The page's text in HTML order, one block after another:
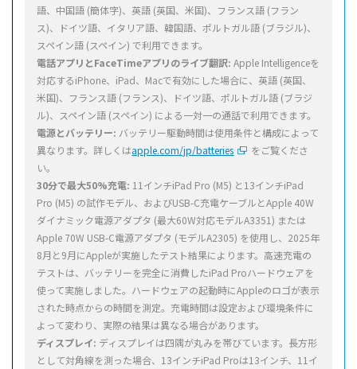
語、中国語 (簡体字)、英語 (英国、米国)、フランス語 (フラン
ス)、ドイツ語、イタリア語、韓国語、ポルトガル語 (ブラジル)、
スペイン語 (スペイン) で利用できます。
電話アプリとFaceTimeアプリのライブ翻訳:Apple Intelligenceを
対応するiPhone、iPad、Macで有効にした場合に、英語 (英国、
米国)、フランス語 (フランス)、ドイツ語、ポルトガル語 (ブラジ
ル)、スペイン語 (スペイン) による一対一の通話で利用できます。
電源とバッテリー: バッテリー駆動時間は使用条件と構成によって
異なります。詳しくはapple.com/jp/batteries
をご覧くださ
い。
30分で最大50%充電: 11インチiPad Pro (M5) と13インチiPad
Pro (M5) の試作モデル、およびUSB-C充電ケーブルとApple 40W
ダイナミック電源アダプタ (最大60W対応モデルA3351) または
Apple 70W USB-C電源アダプタ (モデルA2305) を使用し、2025年
8月と9月にAppleが実施したテスト結果によります。高速充電の
テストは、バッテリーを完全に消費したiPad Proハードウェアを
使って実施しました。ハードウェアの起動時にAppleのロゴが表示
された時点からの時間を測定。充電時間は設定および環境条件に
よって変わり、実際の結果は異なる場合があります。
ディスプレイ: ディスプレイは四隅が丸みを帯びています。長方形
として対角線を測った場合、13インチiPad Proは13インチ、11イ